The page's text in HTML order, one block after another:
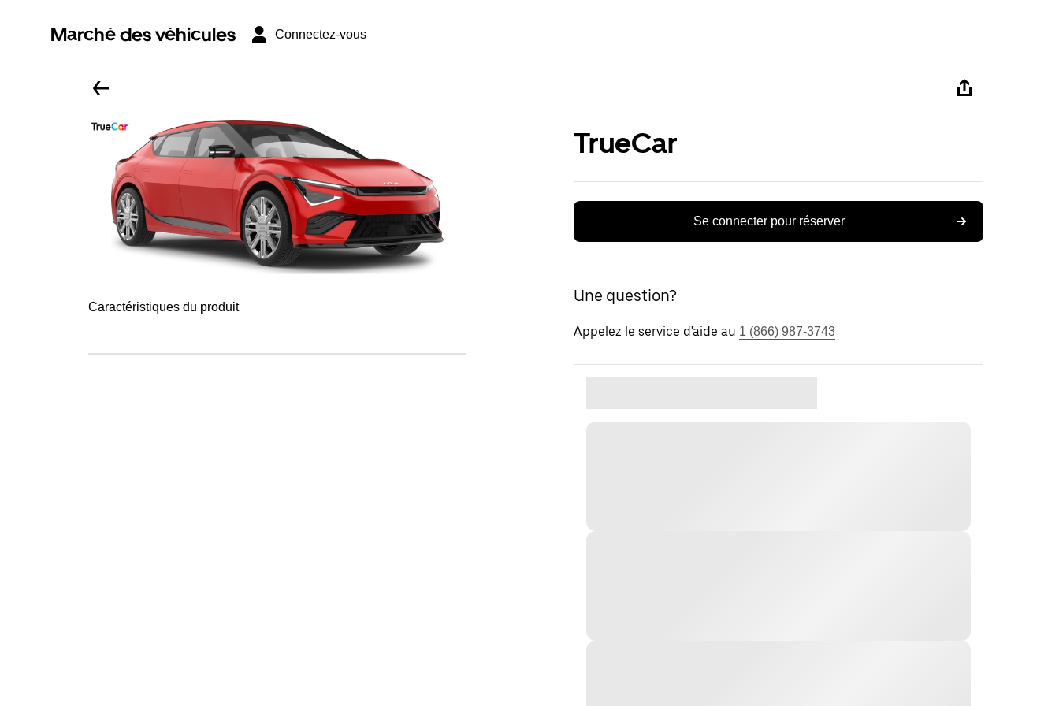
Marché des véhicules Connectez-vous
Caractéristiques du produit
TrueCar
Se connecter pour réserver
Une question?
Appelez le service d'aide au 1 (866) 987-3743